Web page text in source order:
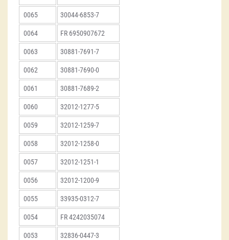
0065 30044-6853-7
0064 FR 6950907672
0063 30881-7691-7
0062 30881-7690-0
0061 30881-7689-2
0060 32012-1277-5
0059 32012-1259-7
0058 32012-1258-0
0057 32012-1251-1
0056 32012-1200-9
0055 33935-0312-7
0054 FR 4242035074
0053 32836-0447-3